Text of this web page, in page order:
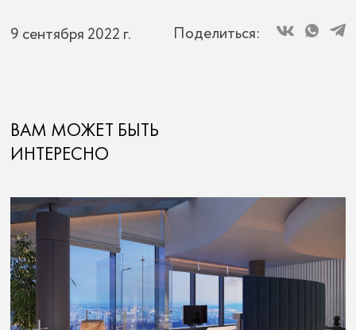
9 сентября 2022 г. Поделиться:
ВАМ МОЖЕТ БЫТЬ
ИНТЕРЕСНО